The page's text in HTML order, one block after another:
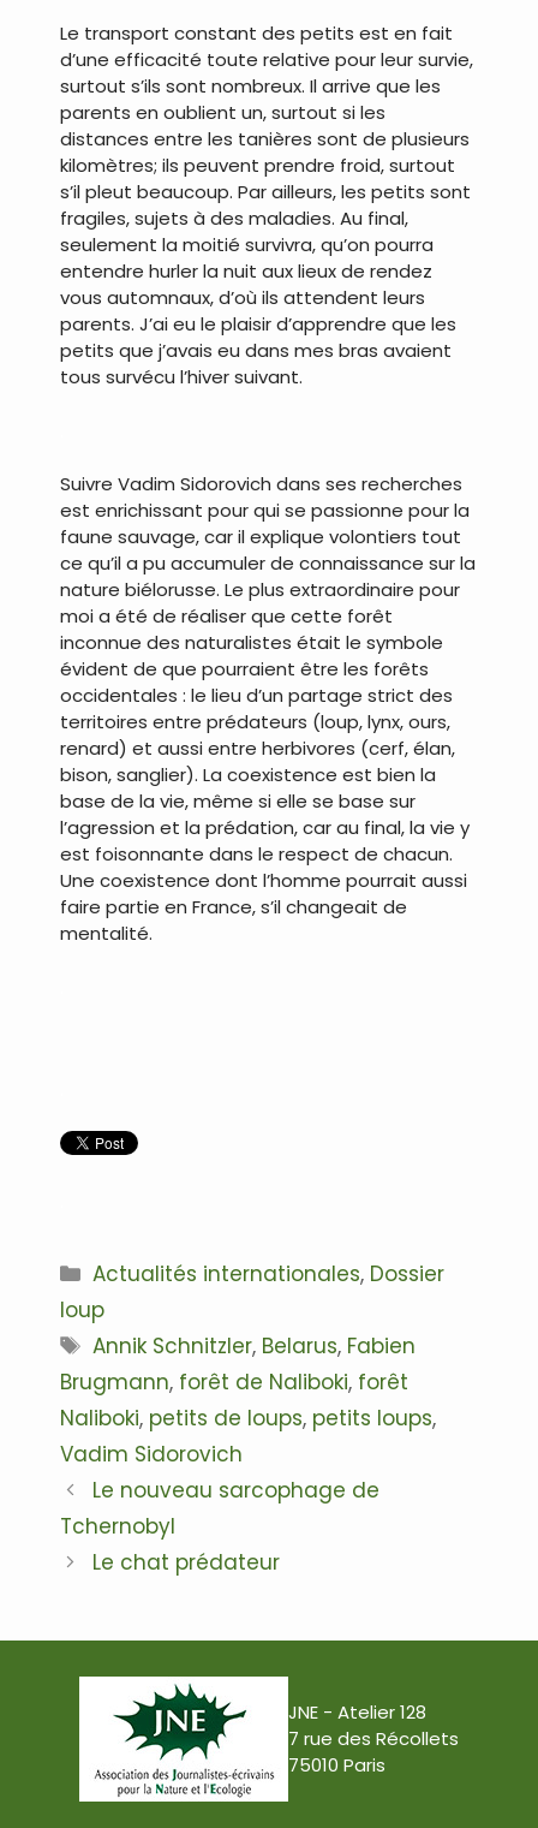
Le transport constant des petits est en fait
d’une efficacité toute relative pour leur survie,
surtout s’ils sont nombreux. Il arrive que les
parents en oublient un, surtout si les
distances entre les tanières sont de plusieurs
kilomètres; ils peuvent prendre froid, surtout
s’il pleut beaucoup. Par ailleurs, les petits sont
fragiles, sujets à des maladies. Au final,
seulement la moitié survivra, qu’on pourra
entendre hurler la nuit aux lieux de rendez
vous automnaux, d’où ils attendent leurs
parents. J’ai eu le plaisir d’apprendre que les
petits que j’avais eu dans mes bras avaient
tous survécu l’hiver suivant.
Suivre Vadim Sidorovich dans ses recherches
est enrichissant pour qui se passionne pour la
faune sauvage, car il explique volontiers tout
ce qu’il a pu accumuler de connaissance sur la
nature biélorusse. Le plus extraordinaire pour
moi a été de réaliser que cette forêt
inconnue des naturalistes était le symbole
évident de que pourraient être les forêts
occidentales : le lieu d’un partage strict des
territoires entre prédateurs (loup, lynx, ours,
renard) et aussi entre herbivores (cerf, élan,
bison, sanglier). La coexistence est bien la
base de la vie, même si elle se base sur
l’agression et la prédation, car au final, la vie y
est foisonnante dans le respect de chacun.
Une coexistence dont l’homme pourrait aussi
faire partie en France, s’il changeait de
mentalité.
Catégories
Actualités internationales, Dossier
loup
Étiquettes
Annik Schnitzler, Belarus, Fabien
Brugmann, forêt de Naliboki, forêt
Naliboki, petits de loups, petits loups,
Vadim Sidorovich
Navigation
des
Le nouveau sarcophage de
Tchernobyl
Le chat prédateur
JNE - Atelier 128
7 rue des Récollets
75010 Paris